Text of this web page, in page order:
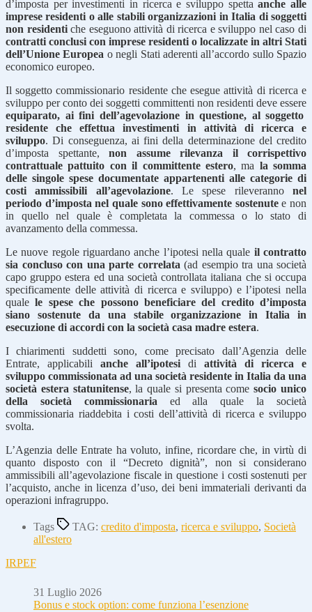
d’imposta per investimenti in ricerca e sviluppo spettaanche alle
imprese residenti o alle stabili organizzazioni in Italia di soggetti
non residentiche eseguono attività di ricerca e sviluppo nel caso di
contratti conclusi con imprese residenti o localizzate in altri Stati
dell’Unione Europea o negli Stati aderenti all’accordo sullo Spazio
economico europeo.
Il soggetto commissionario residente che esegue attività di ricerca e
sviluppo per conto dei soggetti committenti non residenti deve essere
equiparato, ai fini dell’agevolazione in questione, al soggetto
residente che effettua investimenti in attività di ricerca e
sviluppo. Di conseguenza, ai fini della determinazione del credito
d’imposta spettante, non assume rilevanza il corrispettivo
contrattuale pattuito con il committente estero, ma la somma
delle singole spese documentate appartenenti alle categorie di
costi ammissibili all’agevolazione. Le spese rileverannonel
periodo d’imposta nel quale sono effettivamente sostenutee non
in quello nel quale è completata la commessa o lo stato di
avanzamento della commessa.
Le nuove regole riguardano anche l’ipotesi nella quale il contratto
sia concluso con una parte correlata (ad esempio tra una società
capo gruppo estera ed una società controllata italiana che si occupa
specificamente delle attività di ricerca e sviluppo) e l’ipotesi nella
qualele spese che possono beneficiare del credito d’imposta
siano sostenute da una stabile organizzazione in Italia in
esecuzione di accordi con la società casa madre estera.
I chiarimenti suddetti sono, come precisato dall’Agenzia delle
Entrate, applicabili anche all’ipotesi di attività di ricerca e
sviluppo commissionata ad una società residente in Italia da una
società estera statunitense, la quale si presenta comesocio unico
della società commissionaria ed alla quale la società
commissionaria riaddebita i costi dell’attività di ricerca e sviluppo
svolta.
L’Agenzia delle Entrate ha voluto, infine, ricordare che, in virtù di
quanto disposto con il “Decreto dignità”, non si considerano
ammissibili all’agevolazione fiscale in questione i costi sostenuti per
l’acquisto, anche in licenza d’uso, dei beni immateriali derivanti da
operazioni infragruppo.
Tags TAG: credito d'imposta, ricerca e sviluppo, Società
all'estero
IRPEF
31 Luglio 2026
Bonus e stock option: come funziona l’esenzione